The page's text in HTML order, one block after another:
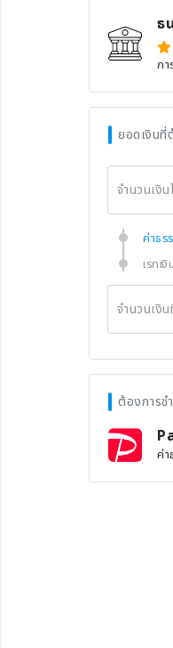
ธ
กา
ยอดเงินที่
จำนวนเงิน
ค่าธร
เรทเงิ
จำนวนเงิ
ต้องการช
ค่า